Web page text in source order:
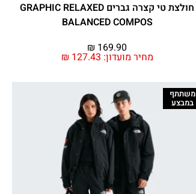
חולצת טי קצרה גברים GRAPHIC RELAXED
BALANCED COMPOS
מחיר מועדון: ₪ 127.43
₪ 169.90
משתתף
במבצע